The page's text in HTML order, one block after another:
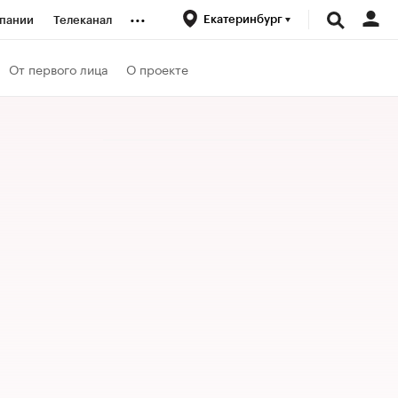
Телеканал ... Екатеринбург
От первого лица О проекте